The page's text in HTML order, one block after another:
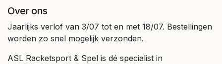
Over ons
Jaarlijks verlof van 3/07 tot en met 18/07. Bestellingen
worden zo snel mogelijk verzonden.
ASL Racketsport & Spel is dé specialist in